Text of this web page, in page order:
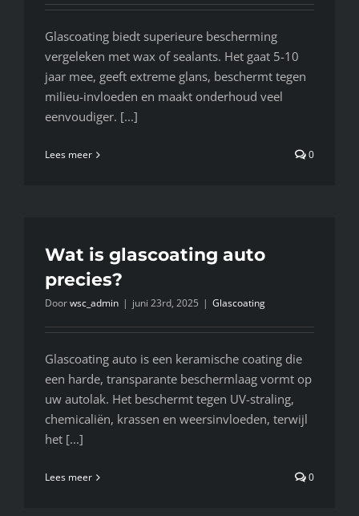
Glascoating biedt superieure bescherming
vergeleken met wax of sealants. Het gaat 5-10
jaar mee, geeft extreme glans, beschermt tegen
milieu-invloeden en maakt onderhoud veel
eenvoudiger. [...]
Lees meer 0
Wat is glascoating auto
precies?
Doorwsc_admin | juni 23rd, 2025 | Glascoating
Glascoating auto is een keramische coating die
een harde, transparante beschermlaag vormt op
uw autolak. Het beschermt tegen UV-straling,
chemicaliën, krassen en weersinvloeden, terwijl
het [...]
Lees meer 0